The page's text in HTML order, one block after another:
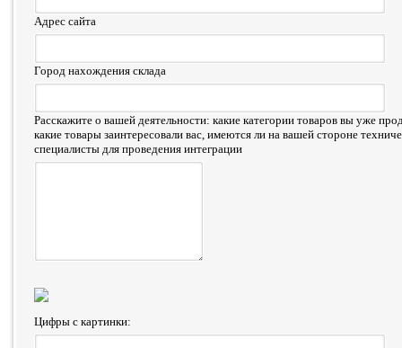
Адрес сайта
Город нахождения склада
Расскажите о вашей деятельности: какие категории товаров вы уже
какие товары заинтересовали вас, имеются ли на вашей стороне
специалисты для проведения интеграции
Цифры с картинки: